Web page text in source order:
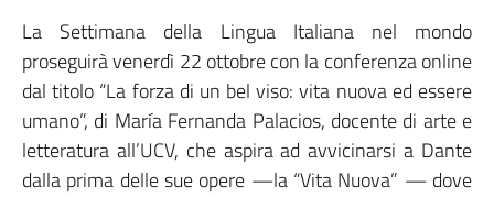
La Settimana della Lingua Italiana nel mondo
proseguirà venerdì 22 ottobre con la conferenza online
dal titolo “La forza di un bel viso: vita nuova ed essere
umano”, di María Fernanda Palacios, docente di arte e
letteratura all’UCV, che aspira ad avvicinarsi a Dante
dalla prima delle sue opere —la “Vita Nuova” — dove